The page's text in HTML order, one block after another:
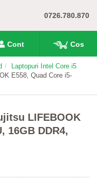
0726.780.870
Cont Cos
Laptopuri Intel Core i5
E558, Quad Core i5-
LIFEBOOK
16GB DDR4,